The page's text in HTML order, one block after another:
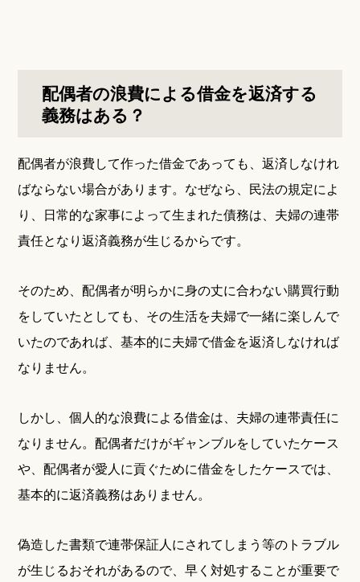
配偶者の浪費による借金を返済する
義務はある？
配偶者が浪費して作った借金であっても、返済しなけれ
ばならない場合があります。なぜなら、民法の規定によ
り、日常的な家事によって生まれた債務は、夫婦の連帯
責任となり返済義務が生じるからです。
そのため、配偶者が明らかに身の丈に合わない購買行動
をしていたとしても、その生活を夫婦で一緒に楽しんで
いたのであれば、基本的に夫婦で借金を返済しなければ
なりません。
しかし、個人的な浪費による借金は、夫婦の連帯責任に
なりません。配偶者だけがギャンブルをしていたケース
や、配偶者が愛人に貢ぐために借金をしたケースでは、
基本的に返済義務はありません。
偽造した書類で連帯保証人にされてしまう等のトラブル
が生じるおそれがあるので、早く対処することが重要で